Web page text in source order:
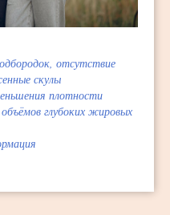
отсутствие
скулы
плотности
глубоких жировых